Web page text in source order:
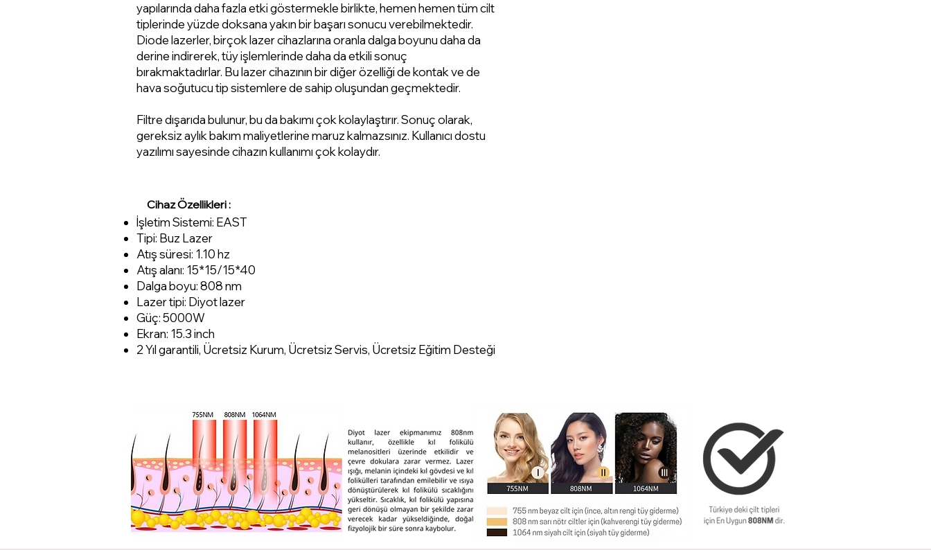
yapılarında daha fazla etki göstermekle birlikte, hemen hemen tüm cilt
tiplerinde yüzde doksana yakın bir başarı sonucu verebilmektedir.
Diode lazerler, birçok lazer cihazlarına oranla dalga boyunu daha da
derine indirerek, tüy işlemlerinde daha da etkili sonuç
bırakmaktadırlar. Bu lazer cihazının bir diğer özelliği de kontak ve de
hava soğutucu tip sistemlere de sahip oluşundan geçmektedir.
Filtre dışarıda bulunur, bu da bakımı çok kolaylaştırır. Sonuç olarak,
gereksiz aylık bakım maliyetlerine maruz kalmazsınız. Kullanıcı dostu
yazılımı sayesinde cihazın kullanımı çok kolaydır.
Cihaz Özellikleri:
İşletim Sistemi: EAST
Tipi: Buz Lazer
Atış süresi: 1.10 hz
Atış alanı: 15*15/15*40
Dalga boyu: 808 nm
Lazer tipi: Diyot lazer
Güç: 5000W
Ekran: 15.3 inch
2 Yıl garantili, Ücretsiz Kurum, Ücretsiz Servis, Ücretsiz Eğitim Desteği